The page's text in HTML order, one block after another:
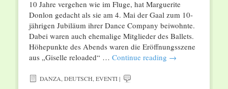
10 Jahre vergehen wie im Fluge, hat Marguerite
Donlon gedacht als sie am 4. Mai der Gaal zum 10-
jährigen Jubiläum ihrer Dance Company beiwohnte.
Dabei waren auch ehemalige Mitglieder des Ballets.
Höhepunkte des Abends waren die Eröffnungsszene
aus „Giselle reloaded“ … Continue reading →
DANZA,DEUTSCH,EVENTI|